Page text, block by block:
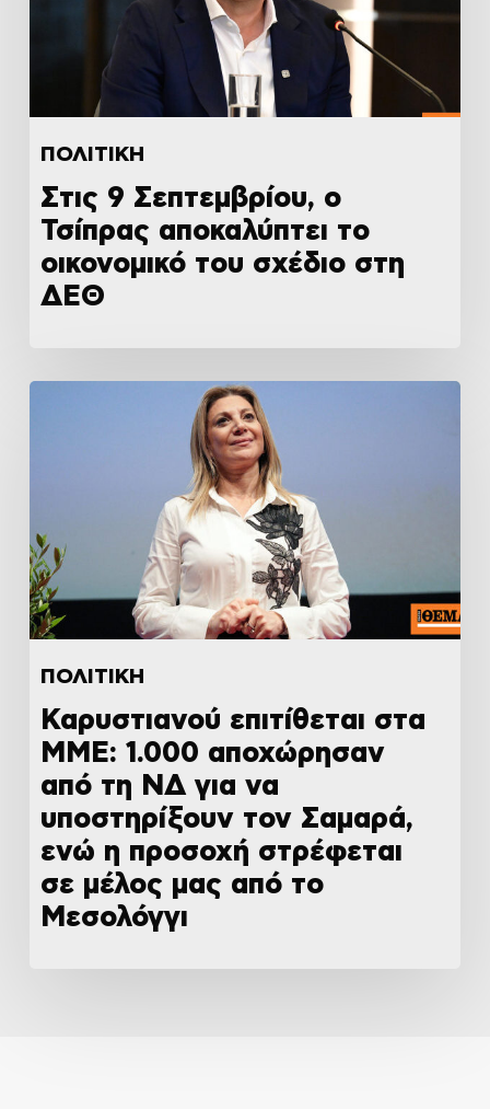
ΠΟΛΙΤΙΚΗ
Στις 9 Σεπτεμβρίου, ο
Τσίπρας αποκαλύπτει το
οικονομικό του σχέδιο στη
ΔΕΘ
ΠΟΛΙΤΙΚΗ
Καρυστιανού επιτίθεται στα
ΜΜΕ: 1.000 αποχώρησαν
από τη ΝΔ για να
υποστηρίξουν τον Σαμαρά,
ενώ η προσοχή στρέφεται
σε μέλος μας από το
Μεσολόγγι